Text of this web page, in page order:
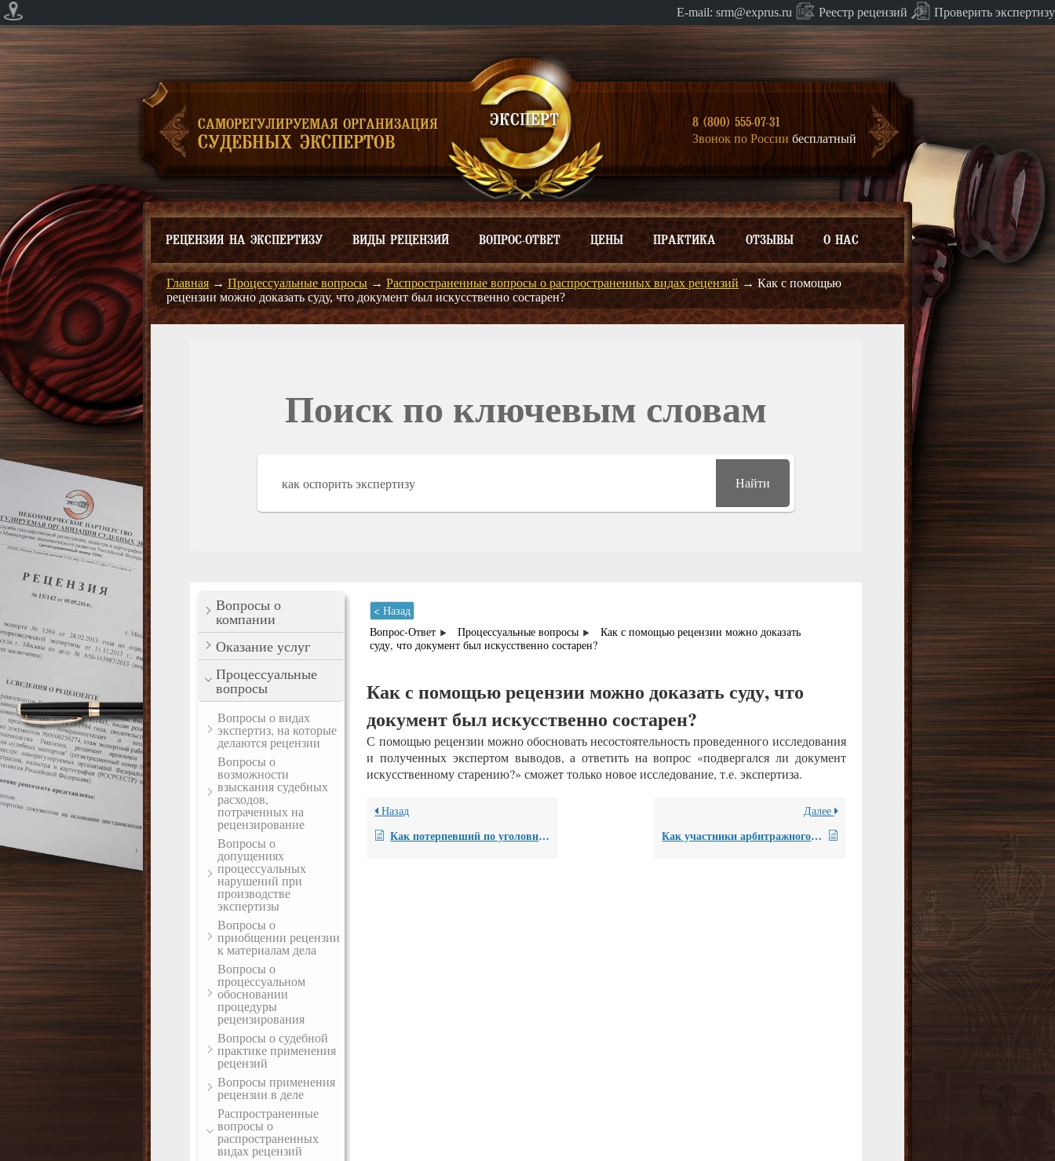
E-mail: srm@exprus.ru Реестр рецензий Проверить экспертизу
САМОРЕГУЛИРУЕМАЯ ОРГАНИЗАЦИЯ
СУДЕБНЫХ ЭКСПЕРТОВ
8 (800) 555-07-31
Звонок по России бесплатный
РЕЦЕНЗИЯ НА ЭКСПЕРТИЗУ ВИДЫ РЕЦЕНЗИЙ ВОПРОС-ОТВЕТ ЦЕНЫ ПРАКТИКА ОТЗЫВЫ О НАС
Главная → Процессуальные вопросы → Распространенные вопросы о распространенных видах рецензий → Как с помощью
рецензии можно доказать суду, что документ был искусственно состарен?
Поиск по ключевым словам
Найти
Вопросы о
компании
Оказание услуг
Процессуальные
вопросы
Вопросы о видах
экспертиз, на которые
делаются рецензии
Вопросы о
возможности
взыскания судебных
расходов,
потраченных на
рецензирование
Вопросы о
допущениях
процессуальных
нарушений при
производстве
экспертизы
Вопросы о
приобщении рецензии
к материалам дела
Вопросы о
процессуальном
обосновании
процедуры
рецензирования
Вопросы о судебной
практике применения
рецензий
Вопросы применения
рецензии в деле
Распространенные
вопросы о
распространенных
видах рецензий
< Назад
Вопрос-Ответ
Процессуальные вопросы
Как с помощью рецензии можно доказать
суду, что документ был искусственно состарен?
Как с помощью рецензии можно доказать суду, что
документ был искусственно состарен?
С помощью рецензии можно обосновать несостоятельность проведенного исследования
и полученных экспертом выводов, а ответить на вопрос «подвергался ли документ
искусственному старению?» сможет только новое исследование, т.е. экспертиза.
Назад
Как потерпевший по уголовному делу может воспользоваться рецензией в рамках расследования уголовного дела и рассмотрения уголовного дела в суде?
Далее
Как участники арбитражного процесса могут воспользоваться рецензией в суде первой инстанции?